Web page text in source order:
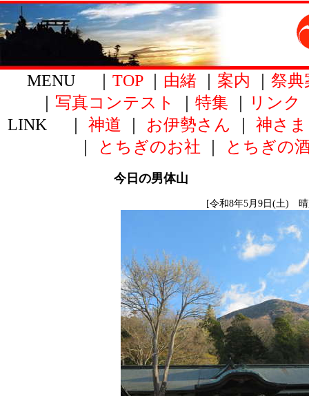
MENU ｜ TOP｜ 由緒 案内
祭典
写真コンテスト 特集 リンク
LINK ｜ 神道 お伊勢さん 神さま
とちぎのお社 とちぎの
今日の男体山
[令和8年5月9日(土)